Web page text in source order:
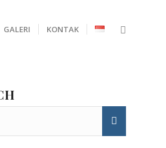
GALERI KONTAK